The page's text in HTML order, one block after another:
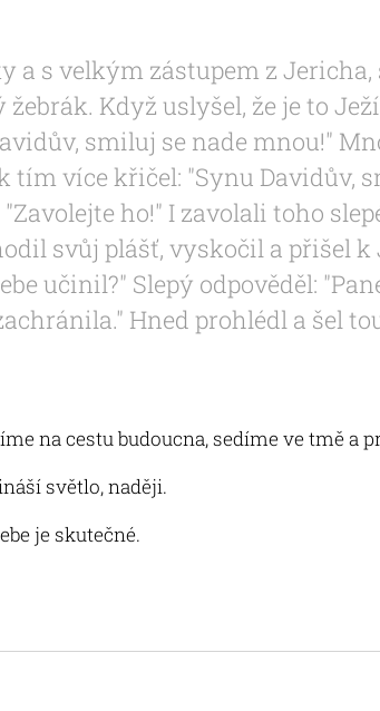
a s velkým zástupem z Jericha,
Když uslyšel, že je to
smiluj se nade mnou!"
tím více křičel: "Synu Davidův,
ho!" I zavolali toho
svůj plášť, vyskočil a přišel
učinil?" Slepý odpověděl:
Hned prohlédl a šel
na cestu budoucna, sedíme ve tmě a
světlo, naději.
je skutečné.